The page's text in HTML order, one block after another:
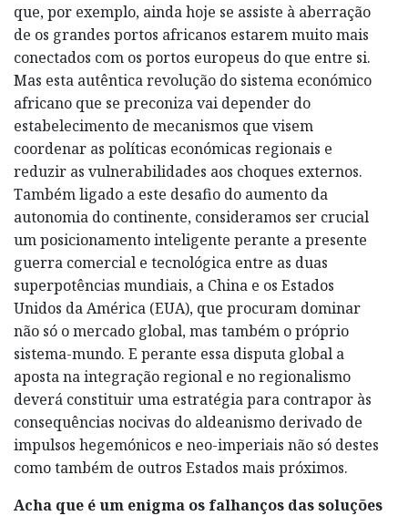
que, por exemplo, ainda hoje se assiste à aberração
de os grandes portos africanos estarem muito mais
conectados com os portos europeus do que entre si.
Mas esta autêntica revolução do sistema económico
africano que se preconiza vai depender do
estabelecimento de mecanismos que visem
coordenar as políticas económicas regionais e
reduzir as vulnerabilidades aos choques externos.
Também ligado a este desafio do aumento da
autonomia do continente, consideramos ser crucial
um posicionamento inteligente perante a presente
guerra comercial e tecnológica entre as duas
superpotências mundiais, a China e os Estados
Unidos da América (EUA), que procuram dominar
não só o mercado global, mas também o próprio
sistema-mundo. E perante essa disputa global a
aposta na integração regional e no regionalismo
deverá constituir uma estratégia para contrapor às
consequências nocivas do aldeanismo derivado de
impulsos hegemónicos e neo-imperiais não só destes
como também de outros Estados mais próximos.
Acha que é um enigma os falhanços das soluções